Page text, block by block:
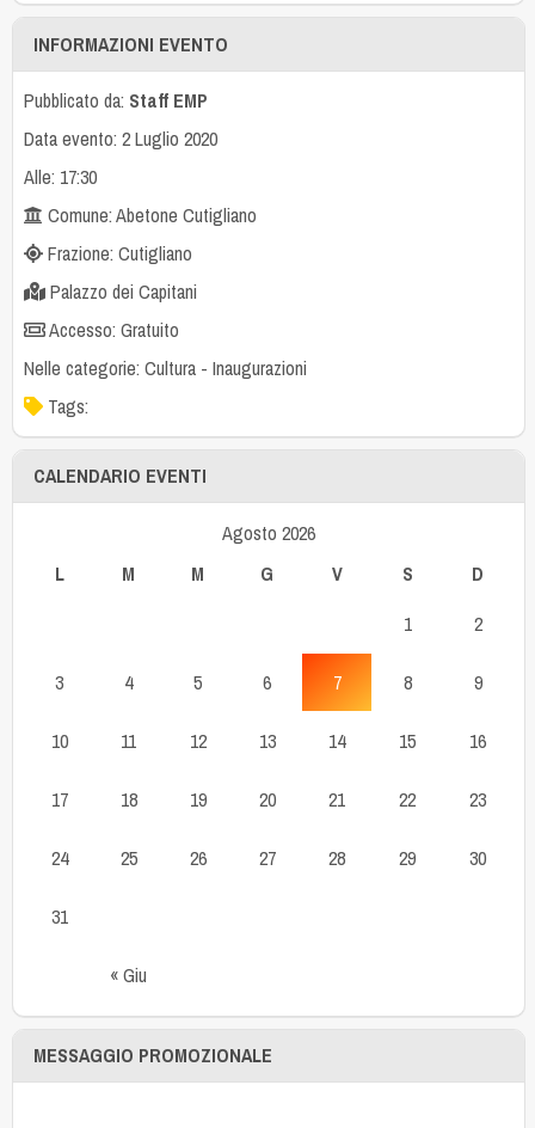
INFORMAZIONI EVENTO
Pubblicato da: Staff EMP
Data evento: 2 Luglio 2020
Alle: 17:30
Comune: Abetone Cutigliano
Frazione: Cutigliano
Palazzo dei Capitani
Accesso: Gratuito
Nelle categorie: Cultura- Inaugurazioni
Tags:
CALENDARIO EVENTI
Agosto 2026
L
M M G V S D
« Giu
1 2
3 4 5 6 7 8 9
10 11 12 13 14 15 16
17 18 19 20 21 22 23
24 25 26 27 28 29 30
31
MESSAGGIO PROMOZIONALE